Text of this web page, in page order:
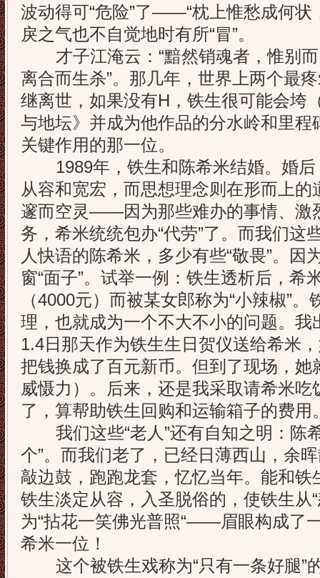
波动得可“危险”了——“枕上惟愁成何状
戾之气也不自觉地时有所“冒”。
才子江淹云：“黯然销魂者，惟别而
离合而生杀”。那几年，世界上两个最
继离世，如果没有H，铁生很可能会垮
与地坛》并成为他作品的分水岭和里程
关键作用的那一位。
1989年，铁生和陈希米结婚。婚后
从容和宽宏，而思想理念则在形而上
邃而空灵——因为那些难办的事情、激
务，希米统统包办“代劳”了。而我们这
人快语的陈希米，多少有些“敬畏”。因
窗“面子”。试举一例：铁生透析后，希
（4000元）而被某女郎称为“小辣椒”
理，也就成为一个不大不小的问题。我
1.4日那天作为铁生生日贺仪送给希米
把钱换成了百元新币。但到了现场，她
威慑力）。后来，还是我采取请希米吃
了，算帮助铁生回购和运输箱子的费用
我们这些“老人”还有自知之明：陈
个”。而我们老了，已经日薄西山，余
敲边鼓，跑跑龙套，忆忆当年。能和铁
铁生淡定从容，入圣脱俗的，使铁生从
为“拈花一笑佛光普照“——眉眼构成了
希米一位！
这个被铁生戏称为“只有一条好腿”